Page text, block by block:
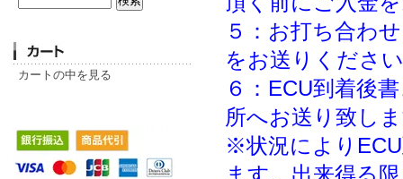
カートの中を見る
５：お打ち合わ
をお送りくださ
６：ECU到着後
所へお送り致し
※状況により
ます。出来得る